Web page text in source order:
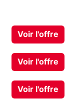
Voir l'offre
Voir l'offre
Voir l'offre